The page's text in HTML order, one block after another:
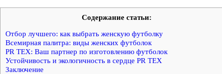
Содержание статьи:
Отбор лучшего: как выбрать женскую футболку
Всемирная палитра: виды женских футболок
PR TEX: Ваш партнер по изготовлению футболок
Устойчивость и экологичность в сердце PR TEX
Заключение